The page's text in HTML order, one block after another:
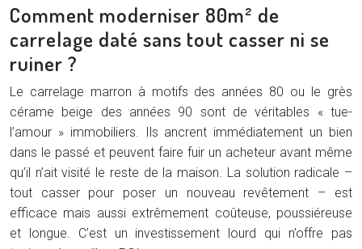
Comment moderniser 80m² de
carrelage daté sans tout casser ni se
ruiner ?
Le carrelage marron à motifs des années 80 ou le grès
cérame beige des années 90 sont de véritables « tue-
l’amour » immobiliers. Ils ancrent immédiatement un bien
dans le passé et peuvent faire fuir un acheteur avant même
qu’il n’ait visité le reste de la maison. La solution radicale –
tout casser pour poser un nouveau revêtement – est
efficace mais aussi extrêmement coûteuse, poussiéreuse
et longue. C’est un investissement lourd qui n’offre pas